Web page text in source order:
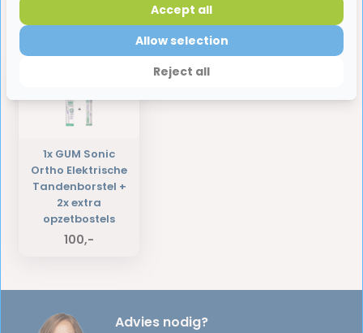
Laatst bekeken producten
1x GUM Sonic
Ortho Elektrische
Tandenborstel +
2x extra
opzetbostels
100,-
Advies nodig?
Reject all
Allow selection
Accept all